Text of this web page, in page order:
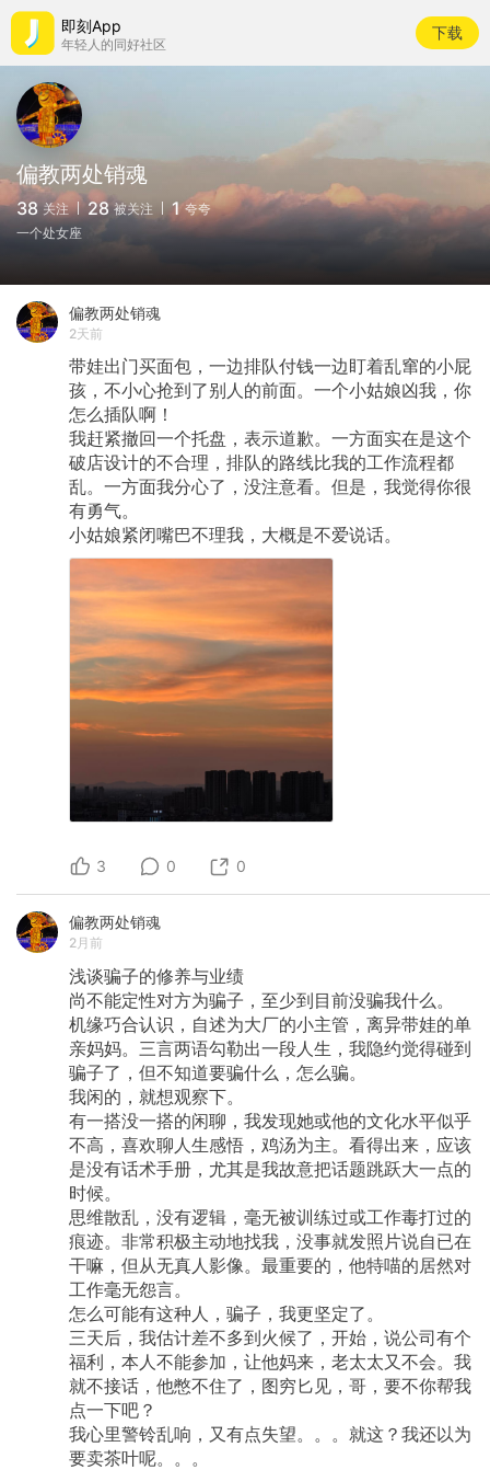
即刻App
年轻人的同好社区
下载
偏教两处销魂
38 关注 28 被关注 1 夸夸
一个处女座
偏教两处销魂
2天前
带娃出门买面包，一边排队付钱一边盯着乱窜的小屁
孩，不小心抢到了别人的前面。一个小姑娘凶我，你
怎么插队啊！
我赶紧撤回一个托盘，表示道歉。一方面实在是这个
破店设计的不合理，排队的路线比我的工作流程都
乱。一方面我分心了，没注意看。但是，我觉得你很
有勇气。
小姑娘紧闭嘴巴不理我，大概是不爱说话。
3 0 0
偏教两处销魂
2月前
浅谈骗子的修养与业绩
尚不能定性对方为骗子，至少到目前没骗我什么。
机缘巧合认识，自述为大厂的小主管，离异带娃的单
亲妈妈。三言两语勾勒出一段人生，我隐约觉得碰到
骗子了，但不知道要骗什么，怎么骗。
我闲的，就想观察下。
有一搭没一搭的闲聊，我发现她或他的文化水平似乎
不高，喜欢聊人生感悟，鸡汤为主。看得出来，应该
是没有话术手册，尤其是我故意把话题跳跃大一点的
时候。
思维散乱，没有逻辑，毫无被训练过或工作毒打过的
痕迹。非常积极主动地找我，没事就发照片说自已在
干嘛，但从无真人影像。最重要的，他特喵的居然对
工作毫无怨言。
怎么可能有这种人，骗子，我更坚定了。
三天后，我估计差不多到火候了，开始，说公司有个
福利，本人不能参加，让他妈来，老太太又不会。我
就不接话，他憋不住了，图穷匕见，哥，要不你帮我
点一下吧？
我心里警铃乱响，又有点失望。。。就这？我还以为
要卖茶叶呢。。。